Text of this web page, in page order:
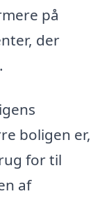
på
der
boligen er,
for til
af